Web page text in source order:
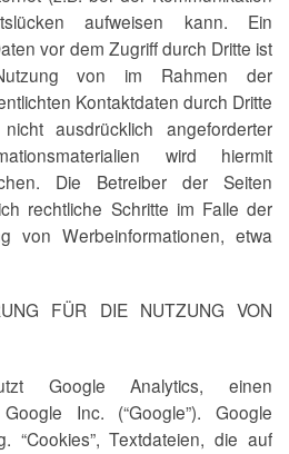
aufweisen kann. Ein
vor dem Zugriff durch Dritte ist
von im Rahmen der
Kontaktdaten durch Dritte
ausdrücklich angeforderter
wird hiermit
Die Betreiber der Seiten
rechtliche Schritte im Falle der
von Werbeinformationen, etwa
FÜR DIE NUTZUNG VON
Google Analytics, einen
Inc. (“Google”). Google
“Cookies”, Textdateien, die auf